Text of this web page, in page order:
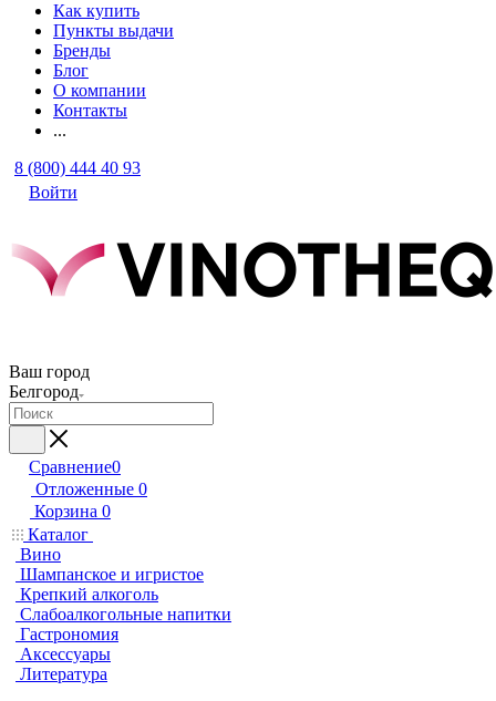
Как купить
Пункты выдачи
Бренды
Блог
О компании
Контакты
...
8 (800) 444 40 93
Войти
Ваш город
Белгород
Сравнение0
Отложенные 0
Корзина 0
Каталог
Вино
Шампанское и игристое
Крепкий алкоголь
Слабоалкогольные напитки
Гастрономия
Аксессуары
Литература